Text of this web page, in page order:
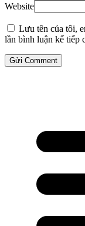
Website
Lưu tên của tôi,
lần bình luận kế tiếp
Gửi Comment